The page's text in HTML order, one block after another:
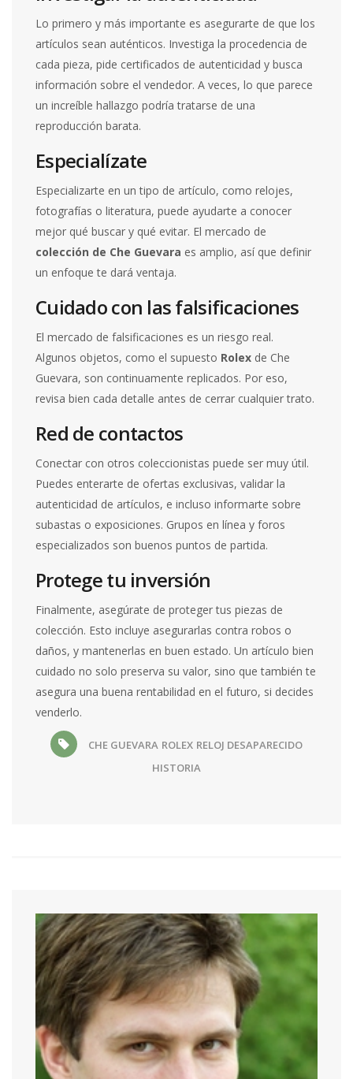
Lo primero y más importante es asegurarte de que los
artículos sean auténticos. Investiga la procedencia de
cada pieza, pide certificados de autenticidad y busca
información sobre el vendedor. A veces, lo que parece
un increíble hallazgo podría tratarse de una
reproducción barata.
Especialízate
Especializarte en un tipo de artículo, como relojes,
fotografías o literatura, puede ayudarte a conocer
mejor qué buscar y qué evitar. El mercado de
colección de Che Guevara es amplio, así que definir
un enfoque te dará ventaja.
Cuidado con las falsificaciones
El mercado de falsificaciones es un riesgo real.
Algunos objetos, como el supuesto Rolex de Che
Guevara, son continuamente replicados. Por eso,
revisa bien cada detalle antes de cerrar cualquier trato.
Red de contactos
Conectar con otros coleccionistas puede ser muy útil.
Puedes enterarte de ofertas exclusivas, validar la
autenticidad de artículos, e incluso informarte sobre
subastas o exposiciones. Grupos en línea y foros
especializados son buenos puntos de partida.
Protege tu inversión
Finalmente, asegúrate de proteger tus piezas de
colección. Esto incluye asegurarlas contra robos o
daños, y mantenerlas en buen estado. Un artículo bien
cuidado no solo preserva su valor, sino que también te
asegura una buena rentabilidad en el futuro, si decides
venderlo.
CHE GUEVARA ROLEX RELOJ DESAPARECIDO
HISTORIA